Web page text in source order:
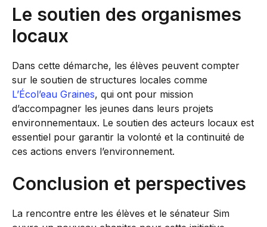
Le soutien des organismes
locaux
Dans cette démarche, les élèves peuvent compter
sur le soutien de structures locales comme
L’Écol’eau Graines, qui ont pour mission
d’accompagner les jeunes dans leurs projets
environnementaux. Le soutien des acteurs locaux est
essentiel pour garantir la volonté et la continuité de
ces actions envers l’environnement.
Conclusion et perspectives
La rencontre entre les élèves et le sénateur Sim